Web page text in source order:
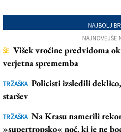
NAJBOLJ
NAJNOVEJŠE
ŠE Višek vročine predvidoma
verjetna sprememba
TRŽAŠKA Policisti izsledili
staršev
TRŽAŠKA Na Krasu namerili
»supertropsko« noč, ki je ne